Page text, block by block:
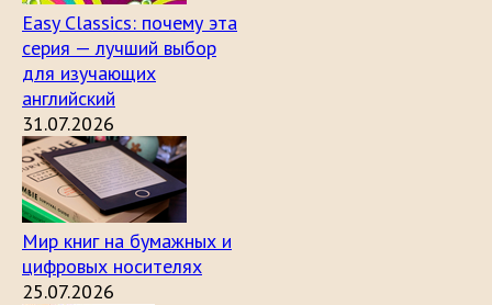
Easy Classics: почему эта
серия — лучший выбор
для изучающих
английский
31.07.2026
Мир книг на бумажных и
цифровых носителях
25.07.2026